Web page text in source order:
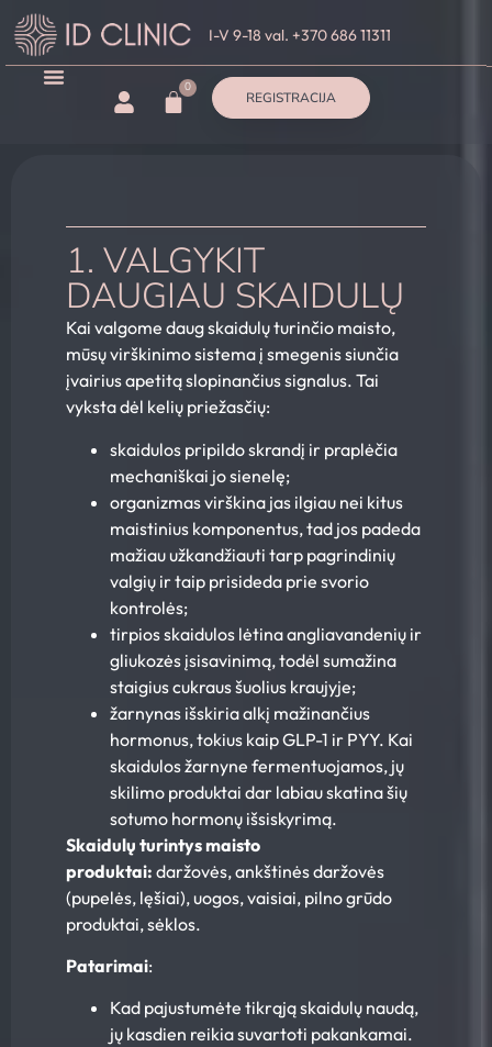
I-V 9-18 val. +370 686 11311
REGISTRACIJA
0
1. VALGYKIT
DAUGIAU SKAIDULŲ
Kai valgome daug skaidulų turinčio maisto,
mūsų virškinimo sistema į smegenis siunčia
įvairius apetitą slopinančius signalus. Tai
vyksta dėl kelių priežasčių:
skaidulos pripildo skrandį ir praplėčia
mechaniškai jo sienelę;
organizmas virškina jas ilgiau nei kitus
maistinius komponentus, tad jos padeda
mažiau užkandžiauti tarp pagrindinių
valgių ir taip prisideda prie svorio
kontrolės;
tirpios skaidulos lėtina angliavandenių ir
gliukozės įsisavinimą, todėl sumažina
staigius cukraus šuolius kraujyje;
žarnynas išskiria alkį mažinančius
hormonus, tokius kaip GLP-1 ir PYY. Kai
skaidulos žarnyne fermentuojamos, jų
skilimo produktai dar labiau skatina šių
sotumo hormonų išsiskyrimą.
Skaidulų turintys maisto
produktai: daržovės, ankštinės daržovės
(pupelės, lęšiai), uogos, vaisiai, pilno grūdo
produktai, sėklos.
Patarimai:
Kad pajustumėte tikrąją skaidulų naudą,
jų kasdien reikia suvartoti pakankamai.